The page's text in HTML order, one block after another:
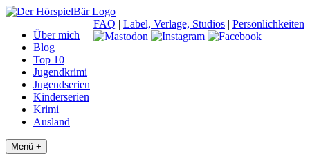
FAQ | Label, Verlage, Studios | Persönlichkeiten
Über mich
Blog
Top 10
Jugendkrimi
Jugendserien
Kinderserien
Krimi
Ausland
Menü +